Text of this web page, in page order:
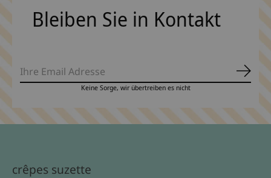
Bleiben Sie in Kontakt
Keine Sorge, wir übertreiben es nicht
crêpes suzette